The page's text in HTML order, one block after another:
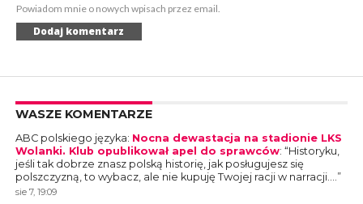
Powiadom mnie o nowych wpisach przez email.
WASZE KOMENTARZE
ABC polskiego języka: Nocna dewastacja na stadionie LKS
Wolanki. Klub opublikował apel do sprawców: “Historyku,
jeśli tak dobrze znasz polską historię, jak posługujesz się
polszczyzną, to wybacz, ale nie kupuję Twojej racji w narracji.… ”
sie 7, 19:09